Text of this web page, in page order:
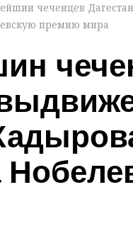
чеченцев
премию мира